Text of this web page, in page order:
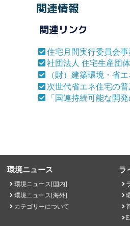
関連情報
関連リンク
住宅月間実行委員会
社団法人 住宅生産団
（財）建築環境・省
次世代省エネ住宅の
「国連持続可能な開
環境ニュース
環境ニュース[国内]
環境ニュース[海外]
カテゴリーについて
ラ